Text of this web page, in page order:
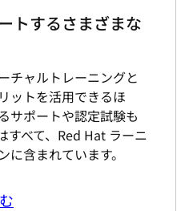
トするさまざまな
チャルトレーニングと
ットを活用できるほ
サポートや認定試験も
すべて、Red Hat ラーニ
に含まれています。